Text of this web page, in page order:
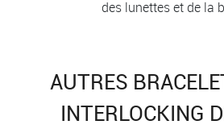
des lunettes et de la
AUTRES
INTERLOCKING